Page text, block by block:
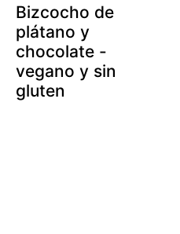
Bizcocho de
plátano y
chocolate -
vegano y sin
gluten